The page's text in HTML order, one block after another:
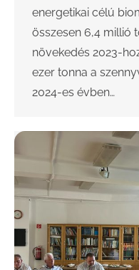
energetikai célú
összesen 6,4 millió
növekedés 2023-
ezer tonna a
2024-es évben…